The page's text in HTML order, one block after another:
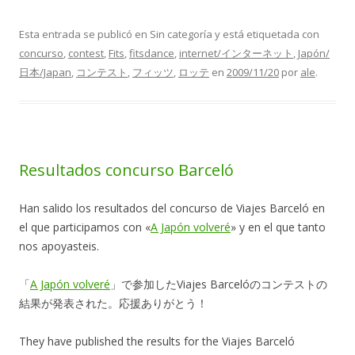
Esta entrada se publicó en Sin categoría y está etiquetada con
concurso, contest, Fits,fitsdance, internet/インターネット , Japón/
日本/Japan, コンテスト , フィッツ, ロッテ en 2009/11/20 por ale.
Resultados concurso Barceló
Han salido los resultados del concurso de Viajes Barceló en
el que participamos con «A Japón volveré» y en el que tanto
nos apoyasteis.
「A Japón volveré 」で参加したViajes Barcelóのコンテストの
結果が発表された。応援ありがとう！
They have published the results for the Viajes Barceló